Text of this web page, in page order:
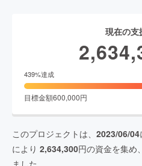
現在の支
439%達成
目標金額600,000円
このプロジェクトは、 2023/06/04
により 2,634,300円の資金を集め、
ました